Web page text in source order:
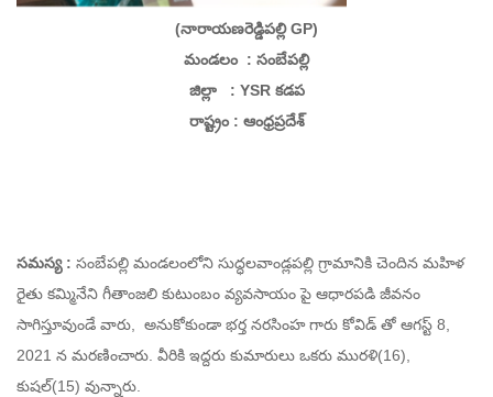
(నారాయణరెడ్డిపల్లి GP)
మండలం : సంబేపల్లి
జిల్లా : YSR కడప
రాష్ట్రం : ఆంధ్రప్రదేశ్
సమస్య : సంబేపల్లి మండలంలోని సుద్ధలవాండ్లపల్లి గ్రామానికి చెందిన మహిళ
రైతు కమ్మినేని గీతాంజలి కుటుంబం వ్యవసాయం పై ఆధారపడి జీవనం
సాగిస్తూవుండే వారు, అనుకోకుండా భర్త నరసింహ గారు కోవిడ్ తో ఆగస్ట్ 8,
2021 న మరణించారు. వీరికి ఇద్దరు కుమారులు ఒకరు మురళి(16),
కుషల్(15) వున్నారు.